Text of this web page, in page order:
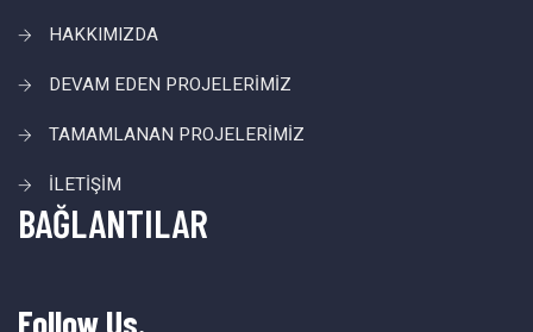
HAKKIMIZDA
DEVAM EDEN PROJELERİMİZ
TAMAMLANAN PROJELERİMİZ
İLETİŞİM
BAĞLANTILAR
Follow Us.